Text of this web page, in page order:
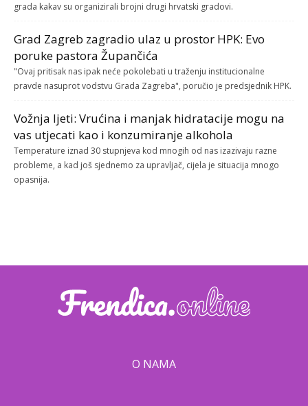
grada kakav su organizirali brojni drugi hrvatski gradovi.
Grad Zagreb zagradio ulaz u prostor HPK: Evo
poruke pastora Župančića
"Ovaj pritisak nas ipak neće pokolebati u traženju institucionalne
pravde nasuprot vodstvu Grada Zagreba", poručio je predsjednik HPK.
Vožnja ljeti: Vrućina i manjak hidratacije mogu na
vas utjecati kao i konzumiranje alkohola
Temperature iznad 30 stupnjeva kod mnogih od nas izazivaju razne
probleme, a kad još sjednemo za upravljač, cijela je situacija mnogo
opasnija.
O NAMA